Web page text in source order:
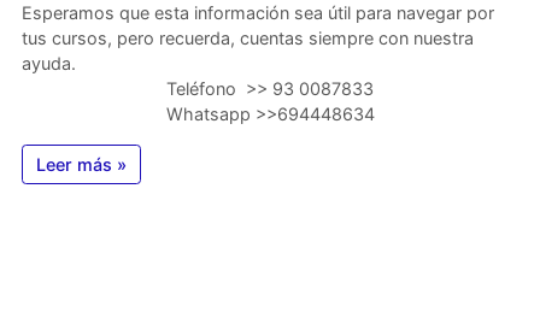
Esperamos que esta información sea útil para navegar por
tus cursos, pero recuerda, cuentas siempre con nuestra
ayuda.
Teléfono >> 93 0087833
Whatsapp >>694448634
Leer más »